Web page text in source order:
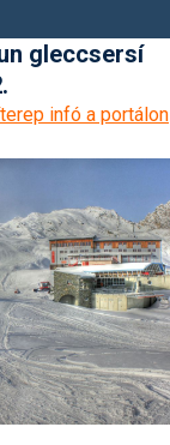
gleccsersí
infó a portálon